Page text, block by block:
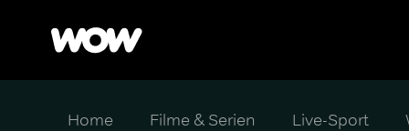
Home Filme & Serien Live-Sport